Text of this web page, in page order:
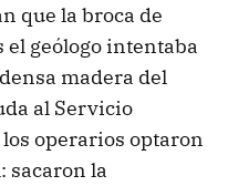
que la broca de
geólogo intentaba
madera del
al Servicio
operarios optaron
sacaron la